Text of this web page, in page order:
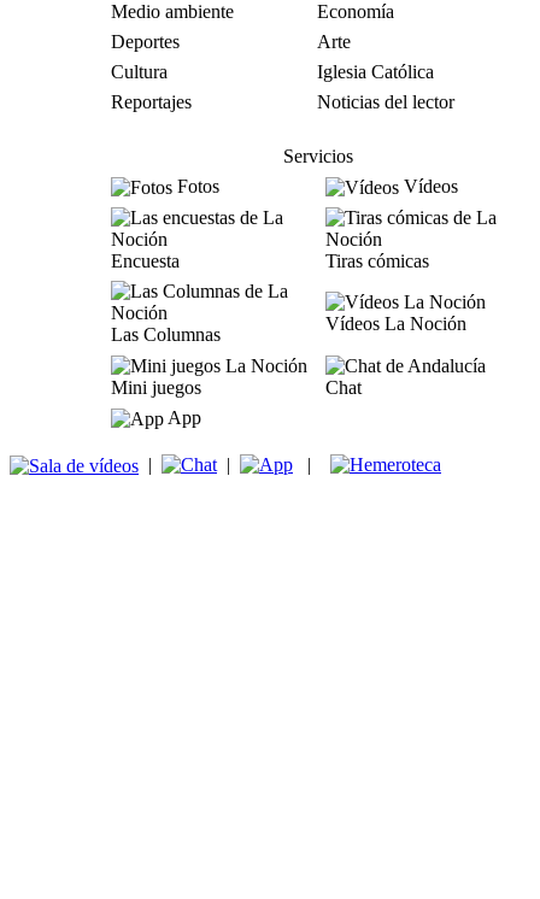
Medio ambiente
Economía
Deportes
Arte
Cultura
Iglesia Católica
Reportajes
Noticias del lector
Servicios
Fotos
Vídeos
Encuesta Tiras cómicas
Las Columnas
Vídeos La Noción
Mini juegos
Chat
App
| | |